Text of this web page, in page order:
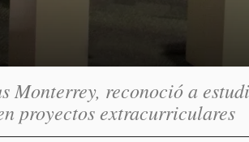
Monterrey, reconoció a
proyectos extracurriculares